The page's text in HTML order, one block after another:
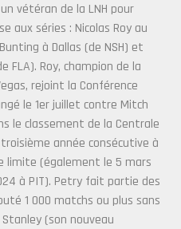
vétéran de la LNH pour
aux séries : Nicolas Roy au
à Dallas (de NSH) et
Roy, champion de la
rejoint la Conférence
le 1er juillet contre Mitch
le classement de la Centrale
année consécutive à
limite (également le 5 mars
à PIT). Petry fait partie des
1 000 matchs ou plus sans
(son nouveau